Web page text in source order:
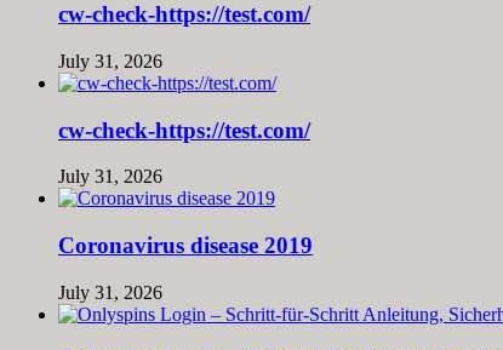
cw-check-https://test.com/
July 31, 2026
cw-check-https://test.com/
July 31, 2026
Coronavirus disease 2019
July 31, 2026